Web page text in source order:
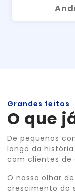
Grandes feitos
O que
De pequenos
longo da
com clientes de
O nosso olhar
crescimento do